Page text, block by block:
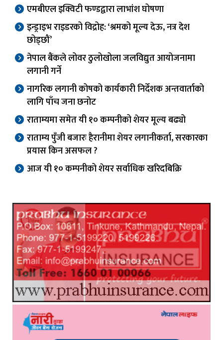
एमबीएल इक्विटी फण्डद्वारा लाभांश घोषणा
इन्ड्राइभ राइडरको विद्रोह: ‘श्रमको मूल्य देऊ, नत्र देश
छोड्छौं’
नेपाल बैंकले लोवर ठुलोखोला जलविद्युत आयोजनामा
लगानी गर्ने
नागरिक लगानी कोषको कार्यकारी निर्देशक अन्तवार्ताको
लागि पाँच जना छनोट
राताम्यमा समेत यी १० कम्पनीको शेयर मूल्य बढ्यो
राताम्य पुँजी बजारः हैरानीमा शेयर लगानीकर्ता, सरकारका
प्रयास किन असफल ?
आज यी १० कम्पनीको शेयर सर्वाधिक खरिदबिक्रि